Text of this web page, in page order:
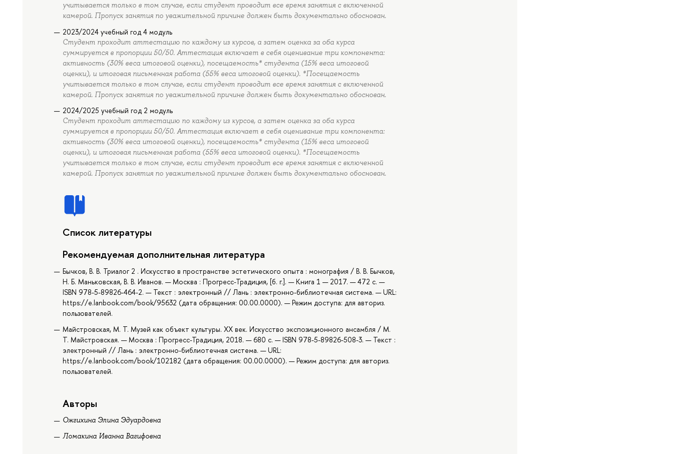
учитывается только в том случае, если студент проводит все время занятия с включенной
камерой. Пропуск занятия по уважительной причине должен быть документально обоснован.
2023/2024 учебный год 4 модуль
Студент проходит аттестацию по каждому из курсов, а затем оценка за оба курса
суммируется в пропорции 50/50. Аттестация включает в себя оценивание три компонента:
активность (30% веса итоговой оценки), посещаемость* студента (15% веса итоговой
оценки), и итоговая письменная работа (55% веса итоговой оценки). *Посещаемость
учитывается только в том случае, если студент проводит все время занятия с включенной
камерой. Пропуск занятия по уважительной причине должен быть документально обоснован.
2024/2025 учебный год 2 модуль
Студент проходит аттестацию по каждому из курсов, а затем оценка за оба курса
суммируется в пропорции 50/50. Аттестация включает в себя оценивание три компонента:
активность (30% веса итоговой оценки), посещаемость* студента (15% веса итоговой
оценки), и итоговая письменная работа (55% веса итоговой оценки). *Посещаемость
учитывается только в том случае, если студент проводит все время занятия с включенной
камерой. Пропуск занятия по уважительной причине должен быть документально обоснован.
Список литературы
Рекомендуемая дополнительная литература
Бычков, В. В. Триалог 2 . Искусство в пространстве эстетического опыта : монография / В. В. Бычков,
Н. Б. Маньковская, В. В. Иванов. — Москва : Прогресс-Традиция, [б. г.]. — Книга 1 — 2017. — 472 с. —
ISBN 978-5-89826-464-2. — Текст : электронный // Лань : электронно-библиотечная система. — URL:
https://e.lanbook.com/book/95632 (дата обращения: 00.00.0000). — Режим доступа: для авториз.
пользователей.
Майстровская, М. Т. Музей как объект культуры. XX век. Искусство экспозиционного ансамбля / М.
Т. Майстровская. — Москва : Прогресс-Традиция, 2018. — 680 с. — ISBN 978-5-89826-508-3. — Текст :
электронный // Лань : электронно-библиотечная система. — URL:
https://e.lanbook.com/book/102182 (дата обращения: 00.00.0000). — Режим доступа: для авториз.
пользователей.
Авторы
Ожгихина Элина Эдуардовна
Ломакина Иванна Вагифовна